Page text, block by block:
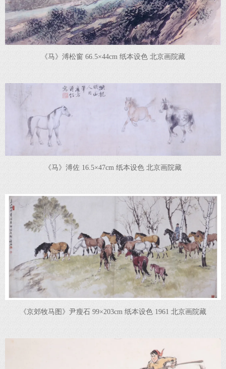
《马》溥松窗 66.5×44cm 纸本设色 北京画院藏
《马》溥佐 16.5×47cm 纸本设色 北京画院藏
《京郊牧马图》尹瘦石 99×203cm 纸本设色 1961 北京画院藏